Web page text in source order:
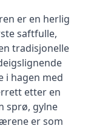
er en herlig
saftfulle,
tradisjonelle
i hagen med
etter en
sprø, gylne
er som